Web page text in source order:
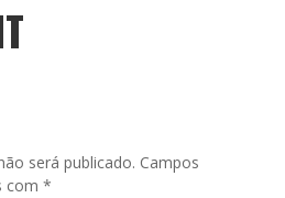
será publicado. Campos
com *